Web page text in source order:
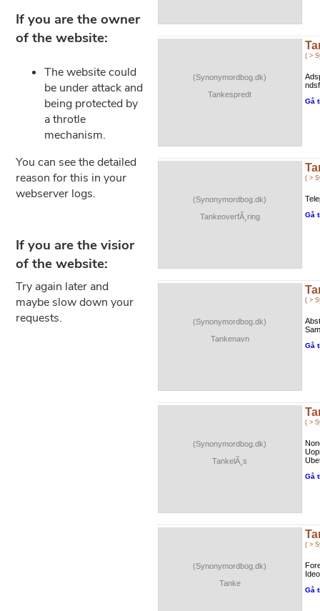
(Synonymordbog.dk)
Tankespredt
( >
Gå
(Synonymordbog.dk)
TankeoverfÃ¸ring
( >
Gå
(Synonymordbog.dk)
Tankenavn
( >
Gå
(Synonymordbog.dk)
TankelÃ¸s
( >
Gå
(Synonymordbog.dk)
Tanke
( >
Gå